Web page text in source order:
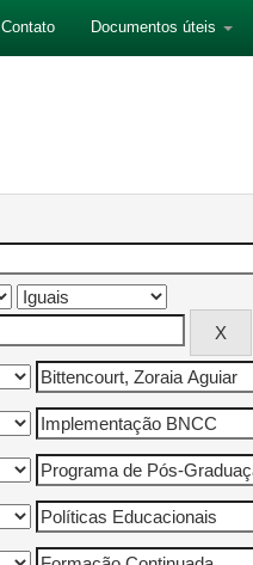
Contato Documentos úteis